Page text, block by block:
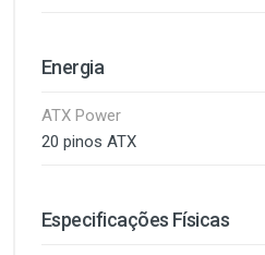
Energia
ATX Power
20 pinos ATX
Especificações Físicas